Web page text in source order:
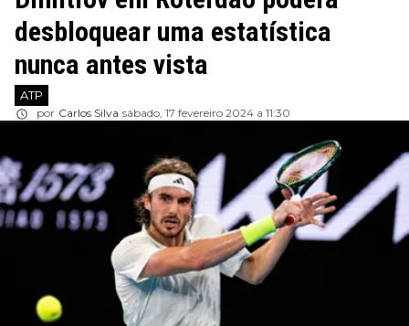
desbloquear uma estatística
nunca antes vista
ATP
por Carlos Silva sábado, 17 fevereiro 2024 a 11:30